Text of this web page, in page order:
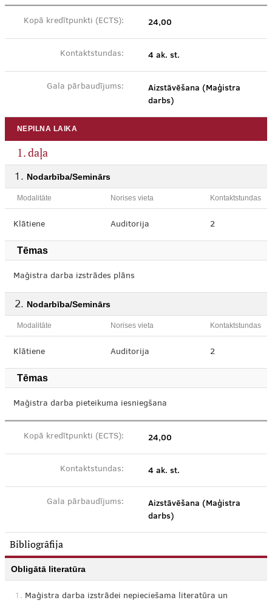
Kopā kredītpunkti (ECTS): 24,00
Kontaktstundas: 4 ak. st.
Gala pārbaudījums:
Aizstāvēšana (Maģistra
darbs)
NEPILNA LAIKA
1. daļa
Nodarbība/Seminārs
Modalitāte Norises vieta Kontaktstundas
Klātiene Auditorija 2
Tēmas
Maģistra darba izstrādes plāns
Nodarbība/Seminārs
Modalitāte Norises vieta Kontaktstundas
Klātiene Auditorija 2
Tēmas
Maģistra darba pieteikuma iesniegšana
Kopā kredītpunkti (ECTS): 24,00
Kontaktstundas: 4 ak. st.
Gala pārbaudījums:
Aizstāvēšana (Maģistra
darbs)
Bibliogrāfija
Obligātā literatūra
1. Maģistra darba izstrādei nepieciešama literatūra un